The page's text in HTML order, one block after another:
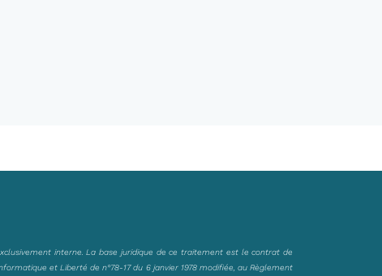
interne. La base juridique de ce traitement est le contrat de
et Liberté de n°78-17 du 6 janvier 1978 modifiée, au Règlement